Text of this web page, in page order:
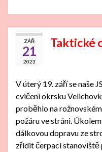
ZÁŘ
21
2023
Taktické
V úterý 19. září se naše
cvičení okrsku
proběhlo na
požáru ve stráni.
dálkovou dopravu ze
zřídit čerpací stanoviště